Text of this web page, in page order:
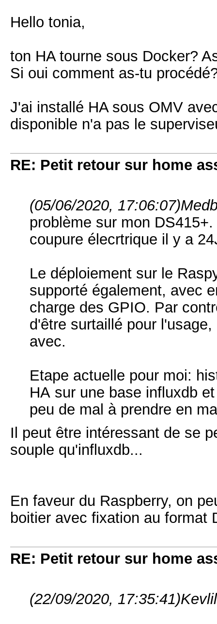
Hello tonia,
ton HA tourne sous Docker?
Si oui comment as-tu
J'ai installé HA sous OMV
disponible n'a pas le
RE: Petit retour sur home
(05/06/2020, 17:06:07)
problème sur mon
coupure élecrtrique il y a
Le déploiement sur le
supporté également, avec
charge des GPIO. Par
d'être surtaillé pour
avec.
Etape actuelle pour moi:
HA sur une base influxdb
peu de mal à prendre en
Il peut être intéressant de se
souple qu'influxdb...
En faveur du Raspberry, on
boitier avec fixation au format
RE: Petit retour sur home
(22/09/2020, 17:35:41)